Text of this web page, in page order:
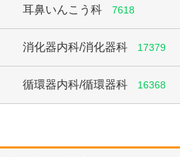
耳鼻いんこう科 7618
消化器内科/消化器科 17379
循環器内科/循環器科 16368